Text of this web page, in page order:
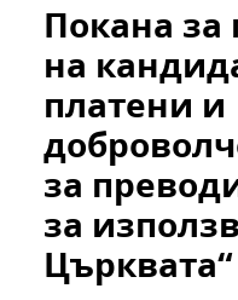
Покана за
на
платени и
за
за
Църквата“